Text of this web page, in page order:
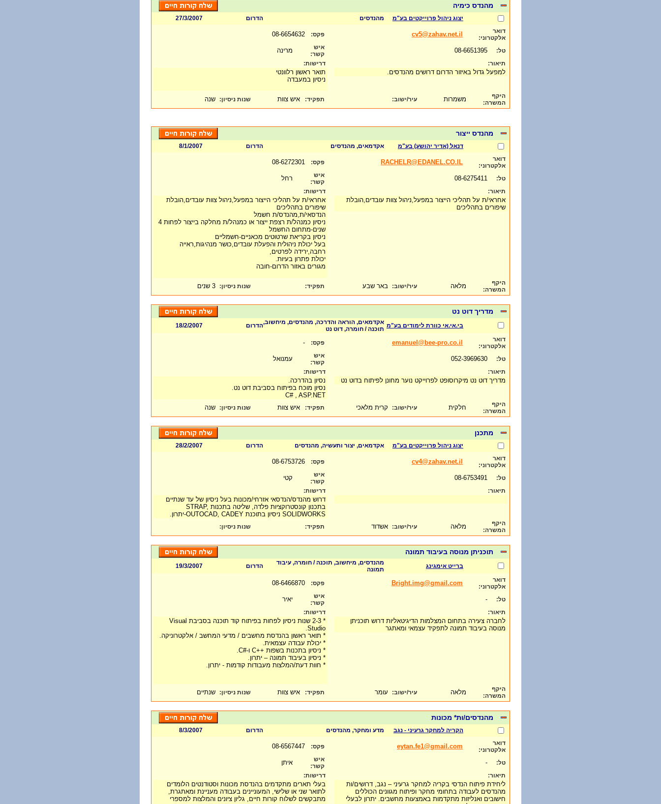
מהנדס כימיה
יצוג ניהול פרוייקטים בע"מ מהנדסים הדרום
27/3/2007
דואר
אלקטרוני:
cv5@zahav.net.il פקס:
טל:
איש
קשר:
מרינה
תיאור:
למפעל גדול באיזור הדרום דרושים מהנדסים.
דרישות:
תואר ראשון רלוונטי
ניסיון במעבדה
היקף
המשרה:
משמרות עיר/ישוב: תפקיד: איש צוות שנות ניסיון: שנה
מהנדס ייצור
דנאל (אדיר יהושע) בע"מ אקדמאים, מהנדסים הדרום
8/1/2007
דואר
אלקטרוני:
RACHELR@EDANEL.CO.IL פקס:
טל:
איש
קשר:
רחל
תיאור:
אחראי/ת על תהליכי הייצור במפעל,ניהול צוות עובדים,הובלת
שיפורים בתהליכים
דרישות:
אחראי/ת על תהליכי הייצור במפעל,ניהול צוות עובדים,הובלת
שיפורים בתהליכים
הנדסאי/ת,מהנדס/ת חשמל
ניסיון כמנהל/ת רצפת ייצור או כמנהל/ת מחלקה בייצור לפחות 4
שנים-מתחום החשמל
ניסיון בקריאת שרטוטים מכאניים-חשמליים
בעל יכולת ניהולית והפעלת עובדים,כושר מנהיגות,ראייה
רחבה,ירידה לפרטים,
יכולת פתרון בעיות.
מגורים באזור הדרום-חובה
היקף
המשרה:
מלאה עיר/ישוב: באר שבע תפקיד: שנות ניסיון: 3 שנים
מדריך דוט נט
בי.אי.אי כוורת לימודים בע"מ אקדמאים, הוראה והדרכה, מהנדסים, מיחשוב,
תוכנה / חומרה, דוט נט
הדרום
18/2/2007
דואר
אלקטרוני:
emanuel@bee-pro.co.il פקס: -
טל:
איש
קשר:
עמנואל
תיאור:
מדריך דוט נט מיקרוסופט לפרוייקט נוער מחונן לפיתוח בדוט נט
דרישות:
נסיון בהדרכה.
נסיון מוכח בפיתוח בסביבת דוט נט.
C# , ASP.NET
היקף
המשרה:
חלקית עיר/ישוב: קרית מלאכי תפקיד: איש צוות שנות ניסיון: שנה
מתכנן
יצוג ניהול פרוייקטים בע"מ אקדמאים, יצור ותעשיה, מהנדסים הדרום
28/2/2007
דואר
אלקטרוני:
cv4@zahav.net.il פקס:
טל:
איש
קשר:
קטי
תיאור: דרישות:
דרוש מהנדס/הנדסאי אזרחי/מכונות בעל ניסיון של עד שנתיים
בתכנון קונסטרוקציות פלדה, שליטה בתכנות STRAP,
SOLIDWORKS ניסיון בתוכנת OUTOCAD, CADEY-יתרון.
היקף
המשרה:
מלאה עיר/ישוב: אשדוד תפקיד: שנות ניסיון:
תוכניתן מנוסה בעיבוד תמונה
ברייט אימגינג
מהנדסים, מיחשוב, תוכנה / חומרה, עיבוד
תמונה
הדרום
19/3/2007
דואר
אלקטרוני:
Bright.img@gmail.com פקס:
טל: -
איש
קשר:
יאיר
תיאור:
לחברה צעירה בתחום המצלמות הדיגיטאליות דרוש תוכניתן
מנוסה בעיבוד תמונה לתפקיד עצמאי ומאתגר
דרישות:
* 2-3 שנות ניסיון לפחות בפיתוח קוד תוכנה בסביבת Visual
Studio.
* תואר ראשון בהנדסת מחשבים / מדעי המחשב / אלקטרוניקה.
* יכולת עבודה עצמאית.
* ניסיון בתכנות בשפות ++C ו-#C.
* ניסיון בעיבוד תמונה – יתרון.
* חוות דעת/המלצות מעבודות קודמות - יתרון.
היקף
המשרה:
מלאה עיר/ישוב: עומר תפקיד: איש צוות שנות ניסיון: שנתיים
מהנדסים/ות* מכונות
הקריה למחקר גרעיני - נגב מדע ומחקר, מהנדסים הדרום
8/3/2007
דואר
אלקטרוני:
eytan.fe1@gmail.com פקס:
טל: -
איש
קשר:
איתן
תיאור:
ליחידת פיתוח הנדסי בקריה למחקר גרעיני – נגב, דרושים/ות
מהנדסים לעבודה בתחומי מחקר ופיתוח מגוונים הכוללים
חישובים ואנליזות מתקדמות באמצעות מחשבים. יתרון לבעלי
דרישות:
בעלי תארים מתקדמים בהנדסת מכונות וסטודנטים הלומדים
לתואר שני או שלישי, המעוניינים בעבודה מעניינת ומאתגרת,
מתבקשים לשלוח קורות חיים, גליון ציונים והמלצות למספרי